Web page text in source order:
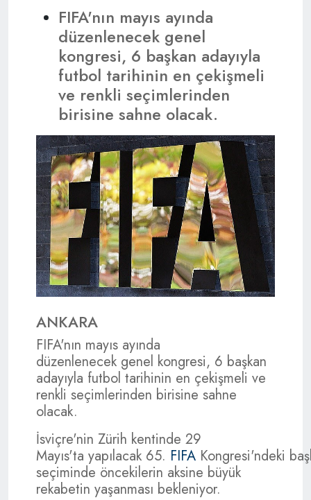
FIFA'nın mayıs ayında
düzenlenecek genel
kongresi, 6 başkan adayıyla
futbol tarihinin en çekişmeli
ve renkli seçimlerinden
birisine sahne olacak.
ANKARA
FIFA'nın mayıs ayında
düzenlenecek genel kongresi, 6 başkan
adayıyla futbol tarihinin en çekişmeli ve
renkli seçimlerinden birisine sahne
olacak.
İsviçre'nin Zürih kentinde 29
Mayıs'ta yapılacak 65. FIFA Kongresi'ndeki
seçiminde öncekilerin aksine büyük
rekabetin yaşanması bekleniyor.